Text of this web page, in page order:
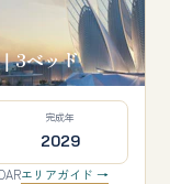
3ベッド
完成年
2029
エリアガイド →